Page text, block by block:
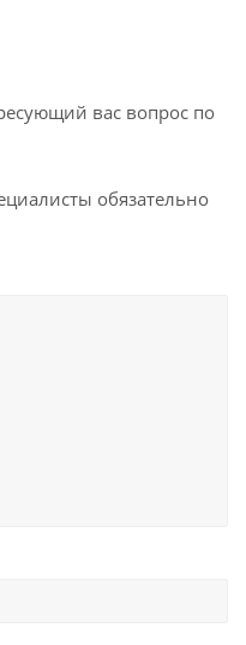
вас вопрос по
обязательно